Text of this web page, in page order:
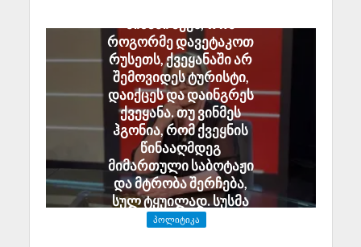
როგორმე დავეტაკოთ
რუსეთს, ქვეყანაში არ
შემოვიდეს ტურისტი,
დაიქცეს და დაინგრეს
ქვეყანა. თუ ვინმეს
ჰგონია, რომ ქვეყნის
წინააღმდეგ
მიმართული საბოტაჟი
და მტრობა შერჩება,
სულ ტყუილად. სუსმა
გამოძიება დაიწყო და
ᲞᲝᲚᲘᲢᲘᲙᲐ
ნანა ჟორჟოლიანი